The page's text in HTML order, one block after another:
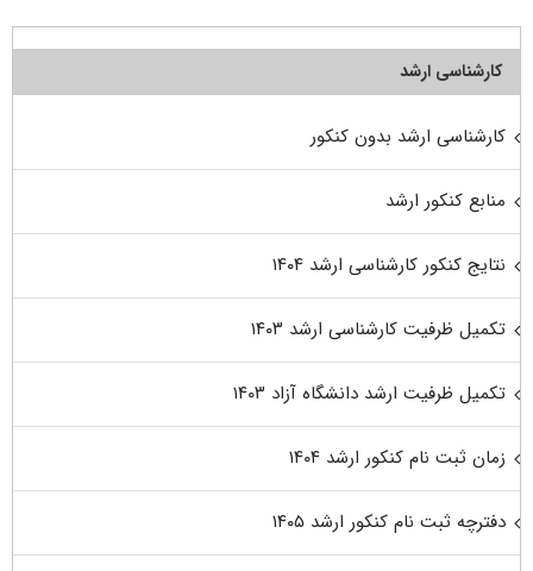
کارشناسی ارشد
کارشناسی ارشد بدون کنکور
منابع کنکور ارشد
نتایج کنکور کارشناسی ارشد ۱۴۰۴
تکمیل ظرفیت کارشناسی ارشد ۱۴۰۳
تکمیل ظرفیت ارشد دانشگاه آزاد ۱۴۰۳
زمان ثبت نام کنکور ارشد ۱۴۰۴
دفترچه ثبت نام کنکور ارشد ۱۴۰۵